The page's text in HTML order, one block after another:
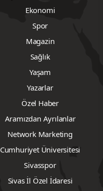
Ekonomi
Spor
Magazin
Sağlık
Yaşam
Yazarlar
Özel Haber
Aramızdan Ayrılanlar
Network Marketing
Cumhuriyet Üniversitesi
Sivasspor
Sivas İl Özel İdaresi